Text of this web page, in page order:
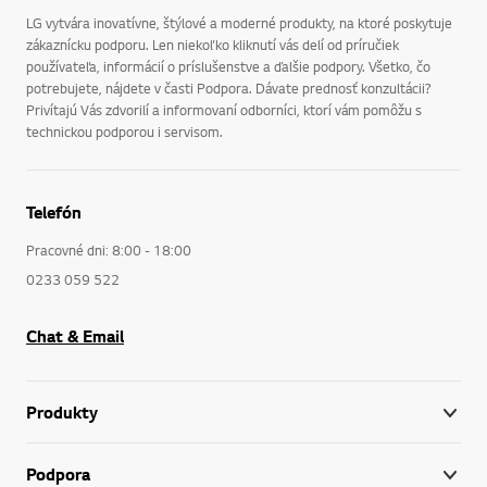
LG vytvára inovatívne, štýlové a moderné produkty, na ktoré poskytuje
zákaznícku podporu. Len niekoľko kliknutí vás delí od príručiek
používateľa, informácií o príslušenstve a ďalšie podpory. Všetko, čo
potrebujete, nájdete v časti Podpora. Dávate prednosť konzultácii?
Privítajú Vás zdvorilí a informovaní odborníci, ktorí vám pomôžu s
technickou podporou i servisom.
Telefón
Pracovné dni: 8:00 - 18:00
0233 059 522
Chat & Email
Produkty
Podpora